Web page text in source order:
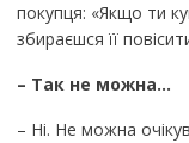
покупця: «Якщо ти
збираєшся її
– Так не можна…
– Ні. Не можна